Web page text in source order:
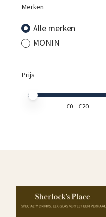
Merken
Alle merken
MONIN
Prijs
Minimale prijswaarde
Price maximum value
€0- €20